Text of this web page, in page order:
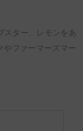
スター、レモンをあ
やファーマーズマー